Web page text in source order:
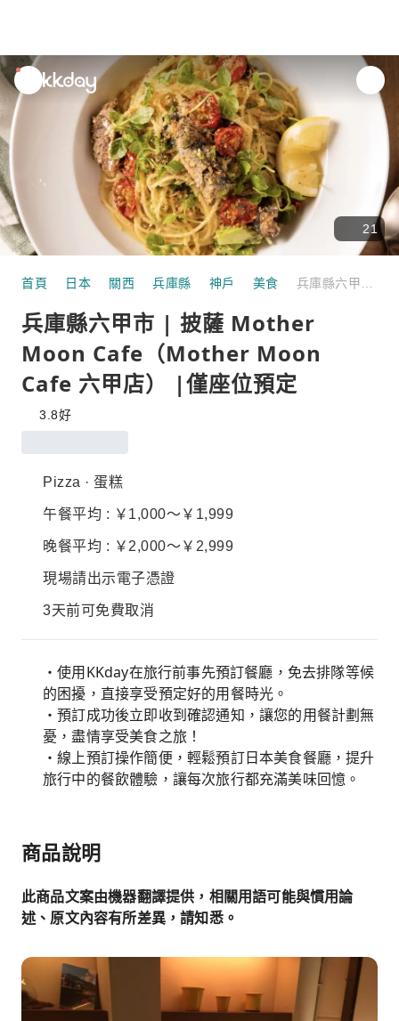
unread
notifications
21
首頁 日本 關西 兵庫縣 神戶 美食
兵庫縣六甲市 | 披薩 Mother
Moon Cafe（Mother Moon
Cafe 六甲店） |僅座位預定
3.8好
Pizza · 蛋糕
午餐平均 : ￥1,000～￥1,999
晚餐平均 : ￥2,000～￥2,999
現場請出示電子憑證
3天前可免費取消
・使用KKday在旅行前事先預訂餐廳，免去排隊等候
的困擾，直接享受預定好的用餐時光。
・預訂成功後立即收到確認通知，讓您的用餐計劃無
憂，盡情享受美食之旅！
・線上預訂操作簡便，輕鬆預訂日本美食餐廳，提升
旅行中的餐飲體驗，讓每次旅行都充滿美味回憶。
商品說明
此商品文案由機器翻譯提供，相關用語可能與慣用論
述、原文內容有所差異，請知悉。